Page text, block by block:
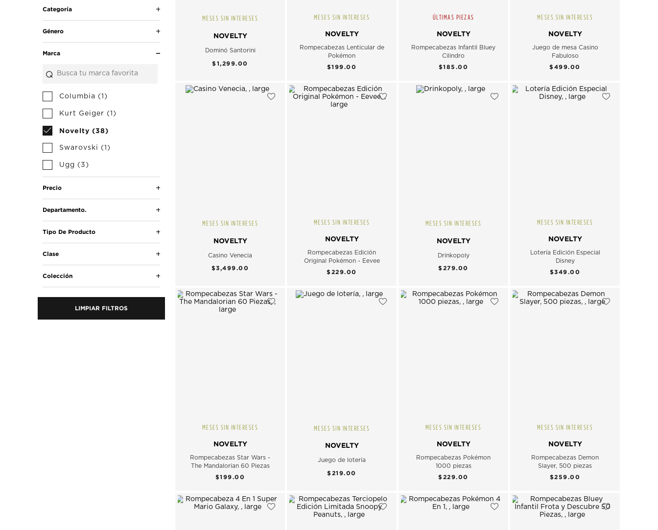
MESES SIN INTERESES
NOVELTY
Dominó Santorini
$1,299.00
MESES SIN INTERESES
NOVELTY
Rompecabezas Lenticular de
Pokémon
$199.00
ÚLTIMAS PIEZAS
NOVELTY
Rompecabezas Infantil Bluey
Cilindro
$185.00
MESES SIN INTERESES
NOVELTY
Juego de mesa Casino
Fabuloso
$499.00
MESES SIN INTERESES
NOVELTY
Casino Venecia
$3,499.00
MESES SIN INTERESES
NOVELTY
Rompecabezas Edición
Original Pokémon - Eevee
$229.00
MESES SIN INTERESES
NOVELTY
Drinkopoly
$279.00
MESES SIN INTERESES
NOVELTY
Lotería Edición Especial
Disney
$349.00
MESES SIN INTERESES
NOVELTY
Rompecabezas Star Wars -
The Mandalorian 60 Piezas
$199.00
MESES SIN INTERESES
NOVELTY
Juego de lotería
$219.00
MESES SIN INTERESES
NOVELTY
Rompecabezas Pokémon
1000 piezas
$229.00
MESES SIN INTERESES
NOVELTY
Rompecabezas Demon
Slayer, 500 piezas
$259.00
Categoría
Género
Marca
Columbia (1)
Kurt Geiger (1)
Novelty (38)
Swarovski (1)
Ugg (3)
Precio
Departamento.
Tipo De Producto
Clase
Colección
LIMPIAR FILTROS